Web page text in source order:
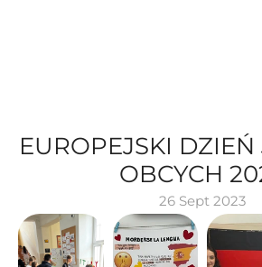
EUROPEJSKI
OBCYCH
26 Sept 2023